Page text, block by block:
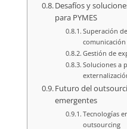
Desafíos y
para PYMES
Superación
comunicación
Gestión de
Soluciones a
Futuro del
emergentes
Tecnologías
outsourcing